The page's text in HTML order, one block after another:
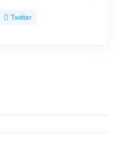
Twitter